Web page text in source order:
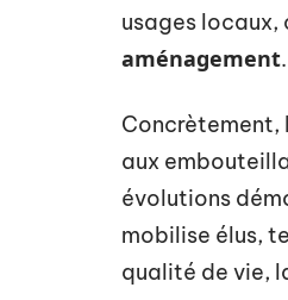
usages locaux,
aménagement.
Concrètement,
aux
évolutions
mobilise élus,
qualité de vie,